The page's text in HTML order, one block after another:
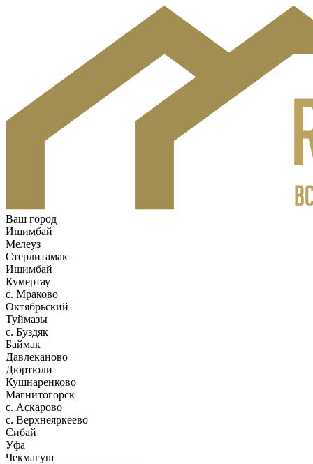
Ваш город
Ишимбай
Мелеуз
Стерлитамак
Ишимбай
Кумертау
c. Мраково
Октябрьский
Туймазы
c. Буздяк
Баймак
Давлеканово
Дюртюли
Кушнаренково
Магнитогорск
с. Аскарово
с. Верхнеяркеево
Сибай
Уфа
Чекмагуш